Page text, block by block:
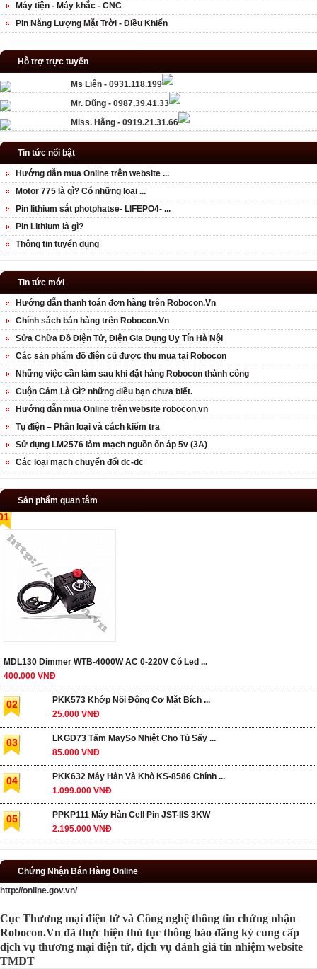
Máy tiện - Máy khắc - CNC
Pin Năng Lượng Mặt Trời - Điều Khiển
Hỗ trợ trực tuyến
Ms Liên - 0931.118.199
Mr. Dũng - 0987.39.41.33
Miss. Hằng - 0919.21.31.66
Tin tức nổi bật
Hướng dẫn mua Online trên website ...
Motor 775 là gì? Có những loại ...
Pin lithium sắt photphatse- LIFEPO4- ...
Pin Lithium là gì?
Thông tin tuyển dụng
Tin tức mới
Hướng dẫn thanh toán đơn hàng trên Robocon.Vn
Chính sách bán hàng trên Robocon.Vn
Sửa Chữa Đồ Điện Tử, Điện Gia Dụng Uy Tín Hà Nội
Các sản phẩm đồ điện cũ được thu mua tại Robocon
Những việc cần làm sau khi đặt hàng Robocon thành công
Cuộn Cảm Là Gì? những điều bạn chưa biết.
Hướng dẫn mua Online trên website robocon.vn
Tụ điện – Phân loại và cách kiểm tra
Sử dụng LM2576 làm mạch nguồn ổn áp 5v (3A)
Các loại mạch chuyển đổi dc-dc
Sản phẩm quan tâm
MDL130 Dimmer WTB-4000W AC 0-220V Có Led ...
400.000 VNĐ
02
PKK573 Khớp Nối Động Cơ Mặt Bích ...
25.000 VNĐ
03
LKGD73 Tấm MaySo Nhiệt Cho Tủ Sấy ...
85.000 VNĐ
04
PKK632 Máy Hàn Và Khò KS-8586 Chính ...
1.099.000 VNĐ
05
PPKP111 Máy Hàn Cell Pin JST-IIS 3KW
2.195.000 VNĐ
Chứng Nhận Bán Hàng Online
http://online.gov.vn/
Cục Thương mại điện tử và Công nghệ thông tin chứng nhận
Robocon.Vn đã thực hiện thủ tục thông báo đăng ký cung cấp
dịch vụ thương mại điện tử, dịch vụ đánh giá tín nhiệm website
TMĐT